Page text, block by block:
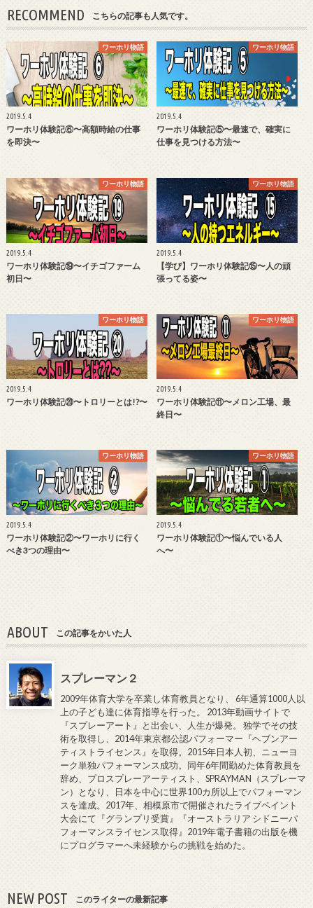
RECOMMEND こちらの記事も人気です。
ワーホリ物語
2019.5.4
ワーホリ体験記⑥〜高額時給の仕事
を即決〜
ワーホリ物語
2019.5.4
ワーホリ体験記⑤〜最速で、確実に
仕事を見つける方法〜
ワーホリ物語
2019.5.4
ワーホリ体験記⑲〜イチゴファーム
初日〜
ワーホリ物語
2019.5.4
【学び】ワーホリ体験記⑮〜人の頑
張ってる姿〜
ワーホリ物語
2019.5.4
ワーホリ体験記⑳〜トロリーとは!?〜
ワーホリ物語
2019.5.4
ワーホリ体験記⑪〜メロン工場、最
終日〜
ワーホリ物語
2019.5.4
ワーホリ体験記②〜ワーホリに行く
べき3つの理由〜
ワーホリ物語
2019.5.4
ワーホリ体験記①〜悩んでいる人
へ〜
ABOUT この記事をかいた人
スプレーマン２
2009年体育大学を卒業し体育教員となり、 6年通算1000人以
上の子ども達に体育指導を行った。 2013年動画サイトで
『スプレーアート』と出会い、人生が爆発。 独学でその技
術を取得し、2014年東京都公認パフォーマー『ヘブンアー
ティストライセンス』を取得。2015年日本人初、ニューヨ
ーク単独パフォーマンス成功。同年6年間勤めた体育教員を
辞め、プロスプレーアーティスト、SPRAYMAN（スプレーマ
ン）となり、日本を中心に世界100カ所以上でパフォーマン
スを達成。2017年、相模原市で開催されたライブペイント
大会にて『グランプリ受賞』『オーストラリア シドニーパ
フォーマンスライセンス取得』2019年電子書籍の出版を機
にプログラマーへ未経験からの挑戦を始めた。
NEW POST このライターの最新記事